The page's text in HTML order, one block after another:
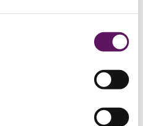
deze manier horen we
hun aanpak en kunnen